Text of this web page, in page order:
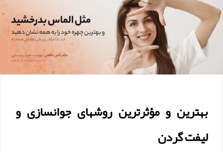
بهترین و مؤثرترین روشهای جوانسازی و
لیفت گردن